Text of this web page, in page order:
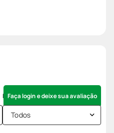
Faça login e deixe sua avaliação
Todos